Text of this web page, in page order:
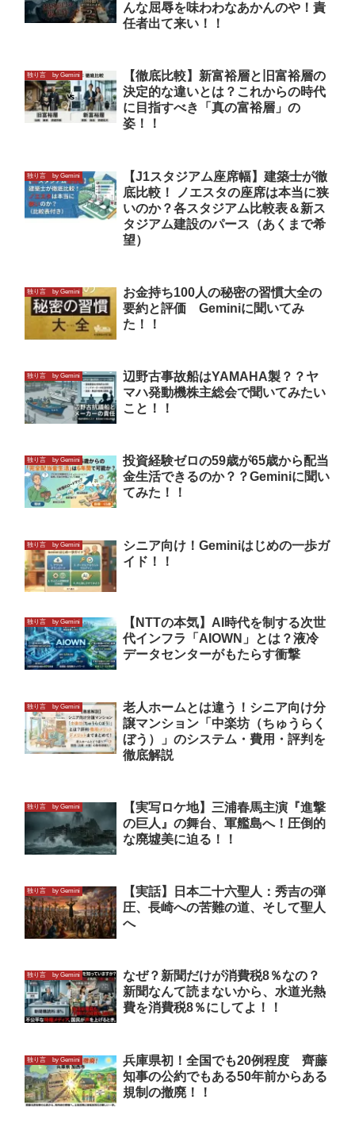
んな屈辱を味わわなあかんのや！責
任者出て来い！！
独り言 by Gemini
【徹底比較】新富裕層と旧富裕層の
決定的な違いとは？これからの時代
に目指すべき「真の富裕層」の
姿！！
独り言 by Gemini
【J1スタジアム座席幅】建築士が徹
底比較！ ノエスタの座席は本当に狭
いのか？各スタジアム比較表＆新ス
タジアム建設のパース（あくまで希
望）
独り言 by Gemini
お金持ち100人の秘密の習慣大全の
要約と評価 Geminiに聞いてみ
た！！
独り言 by Gemini
辺野古事故船はYAMAHA製？？ヤ
マハ発動機株主総会で聞いてみたい
こと！！
独り言 by Gemini
投資経験ゼロの59歳が65歳から配当
金生活できるのか？？Geminiに聞い
てみた！！
独り言 by Gemini
シニア向け！Geminiはじめの一歩ガ
イド！！
独り言 by Gemini
【NTTの本気】AI時代を制する次世
代インフラ「AIOWN」とは？液冷
データセンターがもたらす衝撃
独り言 by Gemini
老人ホームとは違う！シニア向け分
譲マンション「中楽坊（ちゅうらく
ぼう）」のシステム・費用・評判を
徹底解説
独り言 by Gemini
【実写ロケ地】三浦春馬主演『進撃
の巨人』の舞台、軍艦島へ！圧倒的
な廃墟美に迫る！！
独り言 by Gemini
【実話】日本二十六聖人：秀吉の弾
圧、長崎への苦難の道、そして聖人
へ
独り言 by Gemini
なぜ？新聞だけが消費税8％なの？
新聞なんて読まないから、水道光熱
費を消費税8％にしてよ！！
独り言 by Gemini
兵庫県初！全国でも20例程度 齊藤
知事の公約でもある50年前からある
規制の撤廃！！